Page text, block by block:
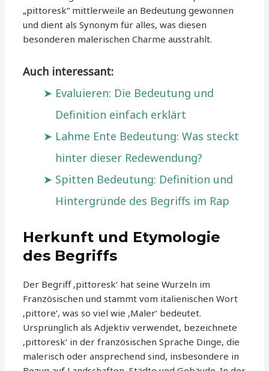
„pittoresk“ mittlerweile an Bedeutung gewonnen
und dient als Synonym für alles, was diesen
besonderen malerischen Charme ausstrahlt.
Auch interessant:
Evaluieren: Die Bedeutung und
Definition einfach erklärt
Lahme Ente Bedeutung: Was steckt
hinter dieser Redewendung?
Spitten Bedeutung: Definition und
Hintergründe des Begriffs im Rap
Herkunft und Etymologie
des Begriffs
Der Begriff ‚pittoresk‘ hat seine Wurzeln im
Französischen und stammt vom italienischen Wort
‚pittore‘, was so viel wie ‚Maler‘ bedeutet.
Ursprünglich als Adjektiv verwendet, bezeichnete
‚pittoresk‘ in der französischen Sprache Dinge, die
malerisch oder ansprechend sind, insbesondere in